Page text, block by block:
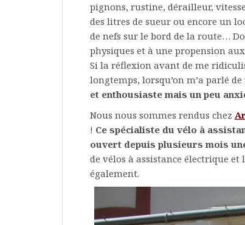
pignons, rustine, dérailleur,
des litres de sueur ou encore un
de nefs sur le bord de la route…
physiques et à une propension
Si la réflexion avant de me
longtemps, lorsqu’on m’a parlé
et enthousiaste mais un peu
Nous nous sommes rendus chez
! Ce spécialiste du vélo à
ouvert depuis plusieurs mois
de vélos à assistance électrique
également.